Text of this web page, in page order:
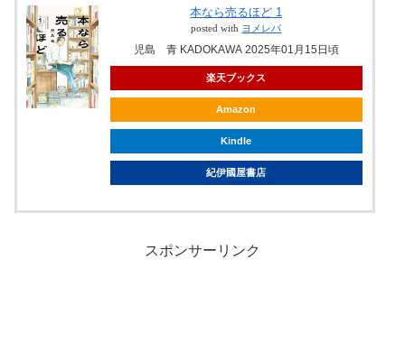
本なら売るほど 1
posted with ヨメレバ
児島 青 KADOKAWA 2025年01月15日頃
楽天ブックス
Amazon
Kindle
紀伊國屋書店
スポンサーリンク